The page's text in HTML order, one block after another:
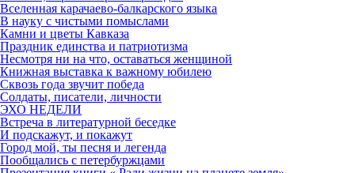
Вселенная карачаево-балкарского языка
В науку с чистыми помыслами
Камни и цветы Кавказа
Праздник единства и патриотизма
Несмотря ни на что, оставаться женщиной
Книжная выставка к важному юбилею
Сквозь года звучит победа
Солдаты, писатели, личности
ЭХО НЕДЕЛИ
Встреча в литературной беседке
И подскажут, и покажут
Город мой, ты песня и легенда
Пообщались с петербуржцами